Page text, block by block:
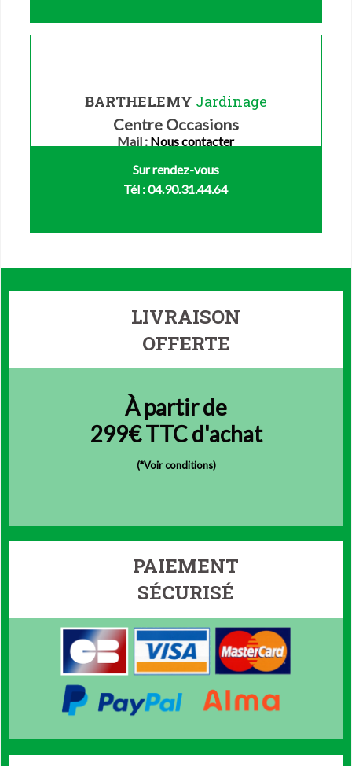
BARTHELEMY Jardinage
Centre Occasions
Mail : Nous contacter
Sur rendez-vous
Tél : 04.90.31.44.64
LIVRAISON
OFFERTE
À partir de
299€ TTC d'achat
(*Voir conditions)
PAIEMENT
SÉCURISÉ